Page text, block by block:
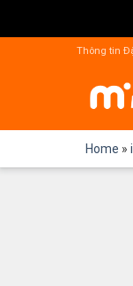
Thông tin
Home »